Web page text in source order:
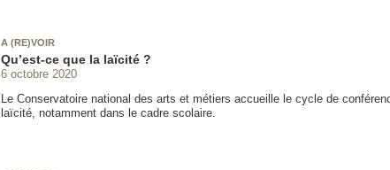
A (RE)VOIR
Qu’est-ce que la laïcité ?
6 octobre 2020
Le Conservatoire national des arts et métiers accueille le cycle de
laïcité, notamment dans le cadre scolaire.